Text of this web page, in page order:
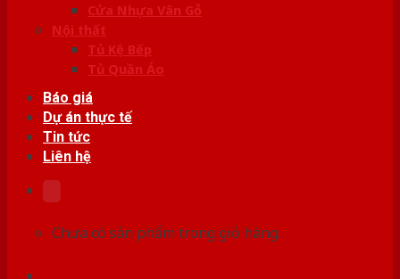
Cửa Nhựa Vân Gỗ
Nội thất
Tủ Kệ Bếp
Tủ Quần Áo
Báo giá
Dự án thực tế
Tin tức
Liên hệ
Chưa có sản phẩm trong giỏ hàng.